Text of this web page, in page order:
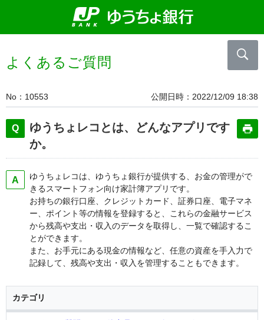
よくあるご質問
No 10553 公開日時 2022/12/09 18:38
ゆうちょレコとは、どんなアプリです
か。
ゆうちょレコは、ゆうちょ銀行が提供する、お金の管理がで
きるスマートフォン向け家計簿アプリです。
お持ちの銀行口座、クレジットカード、証券口座、電子マネ
ー、ポイント等の情報を登録すると、これらの金融サービス
から残高や支出・収入のデータを取得し、一覧で確認するこ
とができます。
また、お手元にある現金の情報など、任意の資産を手入力で
記録して、残高や支出・収入を管理することもできます。
カテゴリ